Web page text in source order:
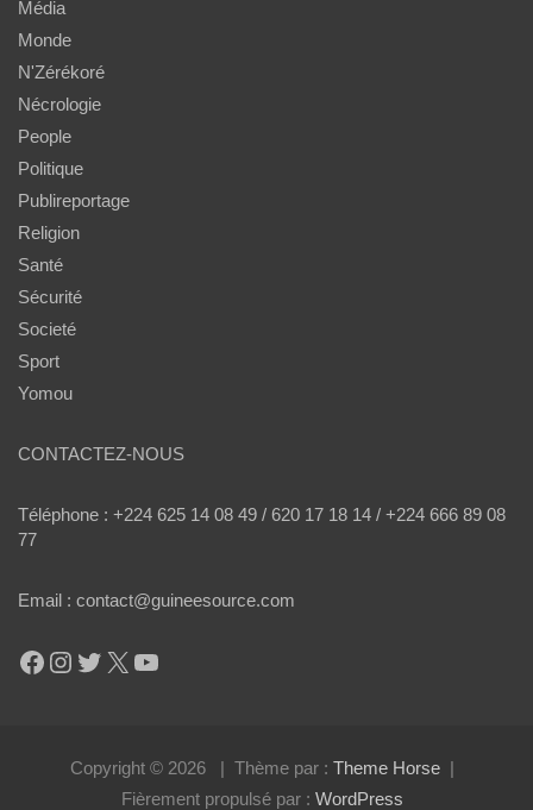
Média
Monde
N'Zérékoré
Nécrologie
People
Politique
Publireportage
Religion
Santé
Sécurité
Societé
Sport
Yomou
CONTACTEZ-NOUS
Téléphone : +224 625 14 08 49 / 620 17 18 14 / +224 666 89 08
77
Email : contact@guineesource.com
Facebook
Instagram
Twitter
X YouTube
Copyright © 2026 Thème par : Theme Horse
Fièrement propulsé par : WordPress